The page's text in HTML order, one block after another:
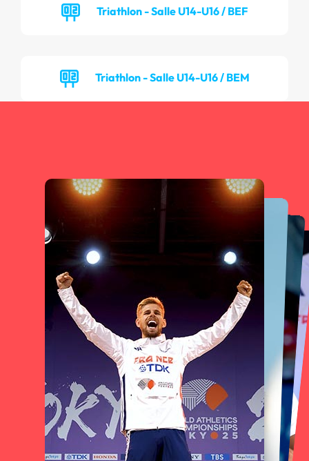
Triathlon - Salle U14-U16 / BEF
Triathlon - Salle U14-U16 / BEM